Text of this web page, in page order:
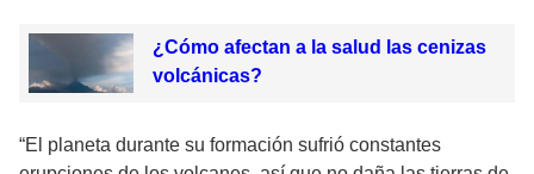
¿Cómo afectan a la salud las cenizas
volcánicas?
“El planeta durante su formación sufrió constantes